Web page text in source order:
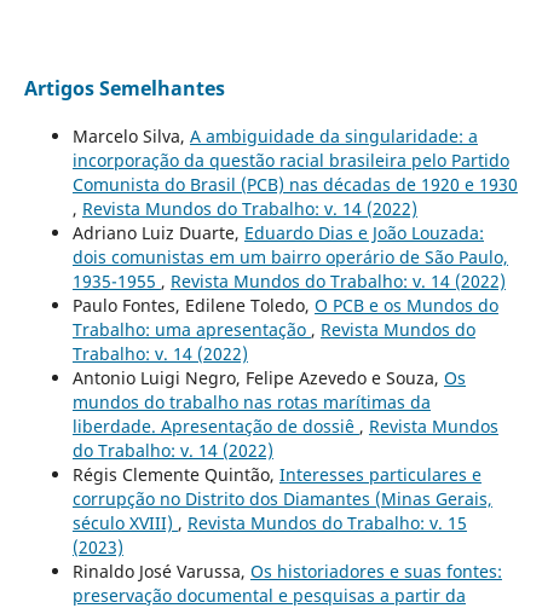
Artigos Semelhantes
Marcelo Silva, A ambiguidade da singularidade: a
incorporação da questão racial brasileira pelo Partido
Comunista do Brasil (PCB) nas décadas de 1920 e 1930
, Revista Mundos do Trabalho: v. 14 (2022)
Adriano Luiz Duarte, Eduardo Dias e João Louzada:
dois comunistas em um bairro operário de São Paulo,
1935-1955 , Revista Mundos do Trabalho: v. 14 (2022)
Paulo Fontes, Edilene Toledo, O PCB e os Mundos do
Trabalho: uma apresentação , Revista Mundos do
Trabalho: v. 14 (2022)
Antonio Luigi Negro, Felipe Azevedo e Souza, Os
mundos do trabalho nas rotas marítimas da
liberdade. Apresentação de dossiê , Revista Mundos
do Trabalho: v. 14 (2022)
Régis Clemente Quintão, Interesses particulares e
corrupção no Distrito dos Diamantes (Minas Gerais,
século XVIII) , Revista Mundos do Trabalho: v. 15
(2023)
Rinaldo José Varussa, Os historiadores e suas fontes:
preservação documental e pesquisas a partir da